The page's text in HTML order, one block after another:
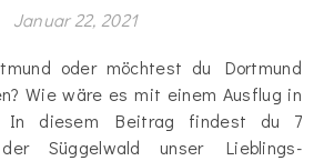
Januar 22, 2021
Wie wäre es mit einem Ausflug in
In diesem Beitrag findest du 7
Süggelwald unser Lieblings-